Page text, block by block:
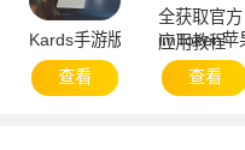
Kards手游版下载-快速安装
查看
imToken
查看